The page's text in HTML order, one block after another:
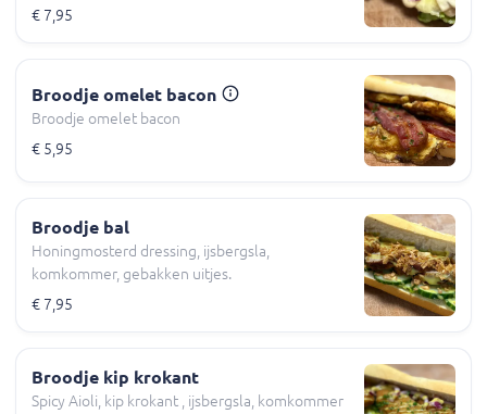
€ 7,95
Broodje omelet bacon
Broodje omelet bacon
€ 5,95
Broodje bal
Honingmosterd dressing, ijsbergsla,
komkommer, gebakken uitjes.
€ 7,95
Broodje kip krokant
Spicy Aioli, kip krokant , ijsbergsla, komkommer